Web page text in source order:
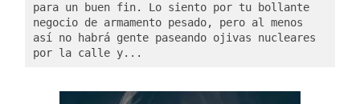
para un buen fin. Lo siento por tu bollante
negocio de armamento pesado, pero al menos
así no habrá gente paseando ojivas nucleares
por la calle y...